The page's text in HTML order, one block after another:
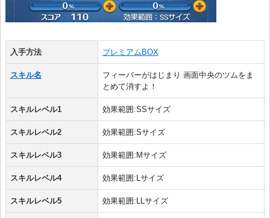
入手方法 プレミアムBOX
スキル名
フィーバーがはじまり 画面中央のツムをま
とめて消すよ！
スキルレベル1 効果範囲:SSサイズ
スキルレベル2 効果範囲:Sサイズ
スキルレベル3 効果範囲:Mサイズ
スキルレベル4 効果範囲:Lサイズ
スキルレベル5 効果範囲:LLサイズ